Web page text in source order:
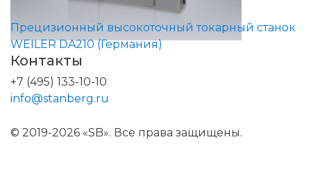
Прецизионный высокоточный токарный станок
WEILER DA210 (Германия)
Контакты
+7 (495) 133-10-10
info@stanberg.ru
© 2019-2026 «SB». Все права защищены.